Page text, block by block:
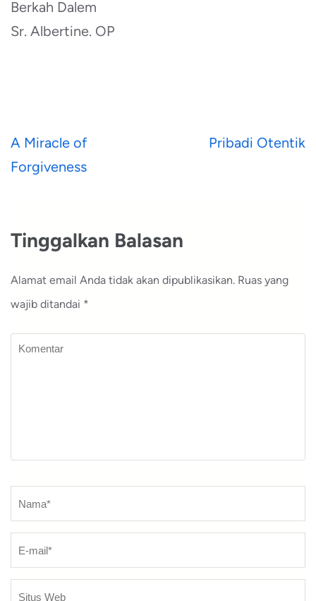
Berkah Dalem
Sr. Albertine. OP
Navigasi
pos
A Miracle of
Forgiveness
Pribadi Otentik
Tinggalkan Balasan
Alamat email Anda tidak akan dipublikasikan. Ruas yang
wajib ditandai *
Komentar
Nama